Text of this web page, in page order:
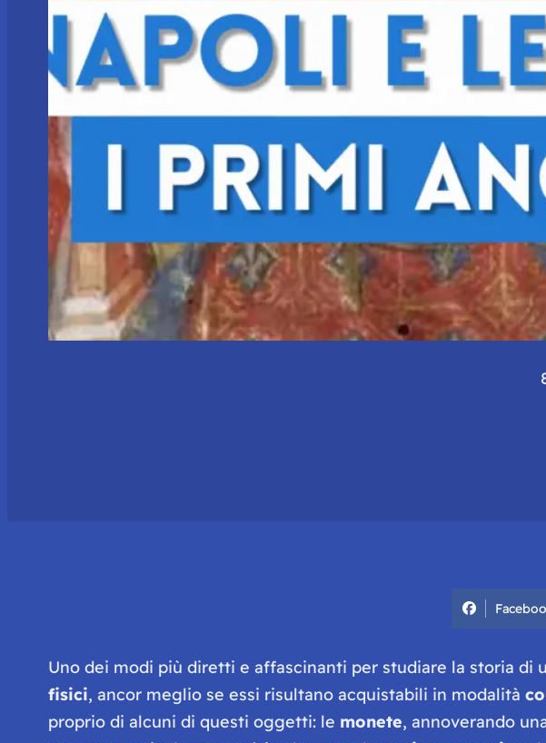
Uno dei modi più diretti e affascinanti per studiare la storia
fisici, ancor meglio se essi risultano acquistabili in modalità
proprio di alcuni di questi oggetti: le monete, annoverando